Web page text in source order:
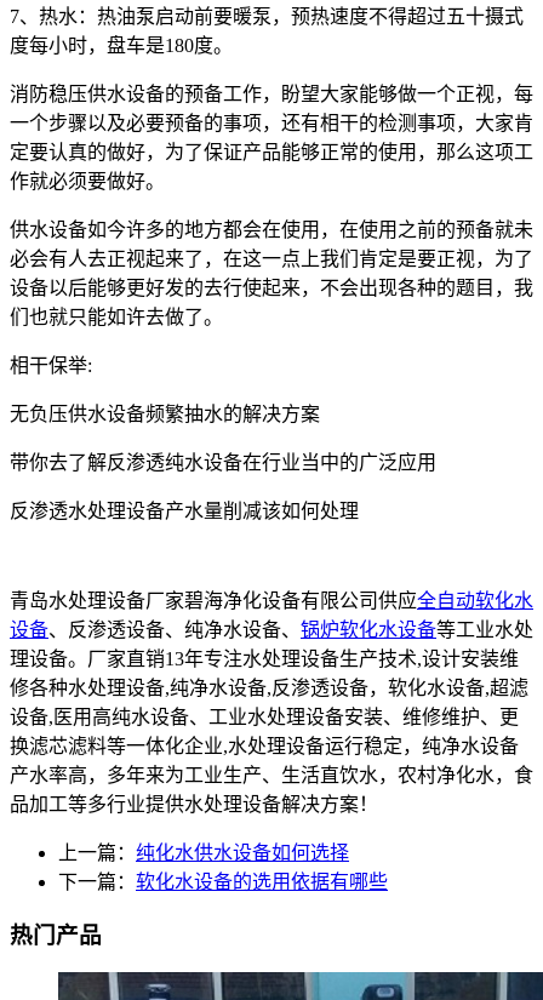
7、热水：热油泵启动前要暖泵，预热速度不得超过五十摄式
度每小时，盘车是180度。
消防稳压供水设备的预备工作，盼望大家能够做一个正视，每
一个步骤以及必要预备的事项，还有相干的检测事项，大家肯
定要认真的做好，为了保证产品能够正常的使用，那么这项工
作就必须要做好。
供水设备如今许多的地方都会在使用，在使用之前的预备就未
必会有人去正视起来了，在这一点上我们肯定是要正视，为了
设备以后能够更好发的去行使起来，不会出现各种的题目，我
们也就只能如许去做了。
相干保举:
无负压供水设备频繁抽水的解决方案
带你去了解反渗透纯水设备在行业当中的广泛应用
反渗透水处理设备产水量削减该如何处理
青岛水处理设备厂家碧海净化设备有限公司供应全自动软化水
设备、反渗透设备、纯净水设备、 锅炉软化水设备等工业水处
理设备。厂家直销13年专注水处理设备生产技术,设计安装维
修各种水处理设备,纯净水设备,反渗透设备，软化水设备,超滤
设备,医用高纯水设备、工业水处理设备安装、维修维护、更
换滤芯滤料等一体化企业,水处理设备运行稳定，纯净水设备
产水率高，多年来为工业生产、生活直饮水，农村净化水，食
品加工等多行业提供水处理设备解决方案！
上一篇： 纯化水供水设备如何选择
下一篇： 软化水设备的选用依据有哪些
热门产品